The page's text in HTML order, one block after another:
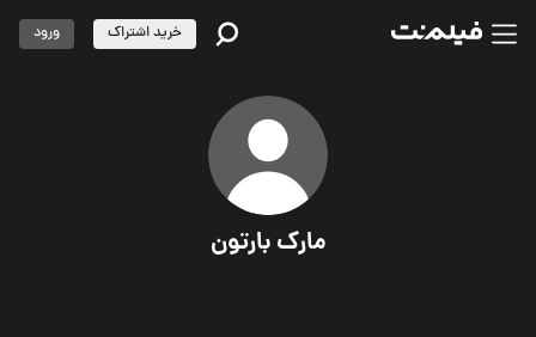
مارک بارتون
خرید اشتراک ورود